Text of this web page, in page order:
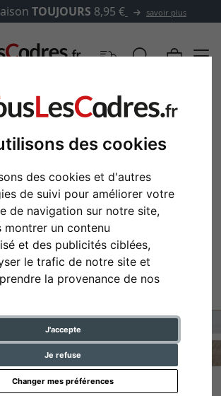
des cookies
des cookies et d'autres
de suivi pour améliorer votre
de navigation sur notre site,
montrer un contenu
et des publicités ciblées,
le trafic de notre site et
la provenance de nos
J'accepte
Je refuse
Changer mes préférences
TOUJOURS 8,95 € savoir plus